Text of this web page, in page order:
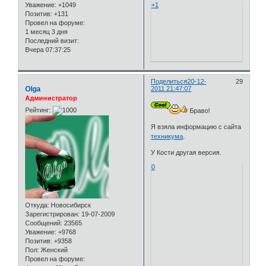
Уважение: +1049
Позитив: +131
Провел на форуме:
1 месяц 3 дня
Последний визит:
Вчера 07:37:25
+1
Поделиться 29
20-12-
2011 21:47:07
Olga
Администратор
Рейтинг:
Откуда: Новосибирск
Зарегистрирован: 19-07-2009
Сообщений: 23565
Уважение: +9768
Позитив: +9358
Пол: Женский
Провел на форуме:
Браво!
Я взяла информацию с сайта
техникума
У Кости другая версия.
0